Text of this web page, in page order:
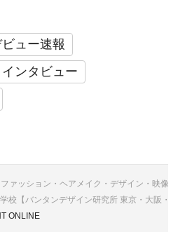
ュー速報
インタビュー
ァッション・ヘアメイク・デザイン・映
校【バンタンデザイン研究所 東京・大阪
ONLINE